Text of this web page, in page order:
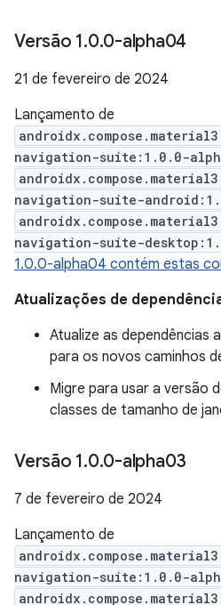
Versão 1.0.0-alpha04
21 de fevereiro de 2024
Lançamento de
navigation-suite:1.0.0-
navigation-suite-
navigation-suite-
1.0.0-alpha04 contém estas
Atualizações de
Atualize as dependências
para os novos caminhos
Migre para usar a versão
classes de tamanho de
Versão 1.0.0-alpha03
7 de fevereiro de 2024
Lançamento de
navigation-suite:1.0.0-